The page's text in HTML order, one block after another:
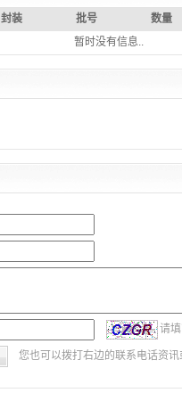
封装 批号
数量
暂时没有信息..
请填
您也可以拨打右边的联系电话资